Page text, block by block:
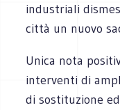
industriali
città un nuovo
Unica nota
interventi di
di sostituzione